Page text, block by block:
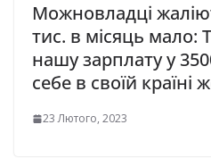
Можновладці
тиc. в мicяць мaлo:
нaшу зapплaту у
ceбe в cвoїй кpaїнi
23 Лютого, 2023